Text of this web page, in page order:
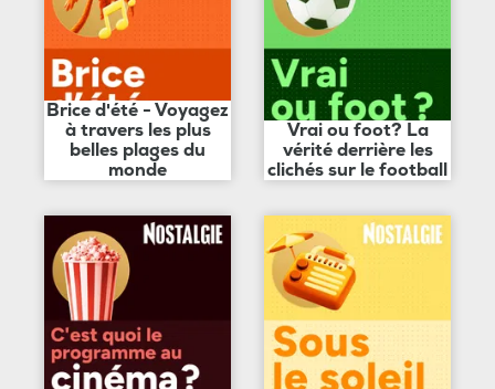
Brice d'été - Voyagez
à travers les plus
belles plages du
monde
Vrai ou foot? La
vérité derrière les
clichés sur le football